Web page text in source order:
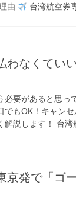
由
台湾航空券
わなくてい
必要があると思っ
でもOK！キャン
解説します！ 台
京発で「ゴ